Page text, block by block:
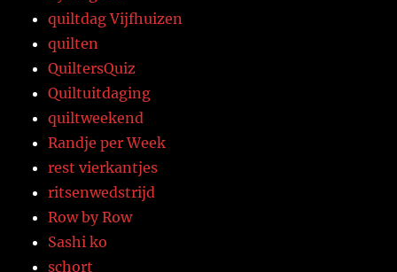
quiltdag Vijfhuizen
quilten
QuiltersQuiz
Quiltuitdaging
quiltweekend
Randje per Week
rest vierkantjes
ritsenwedstrijd
Row by Row
Sashi ko
schort